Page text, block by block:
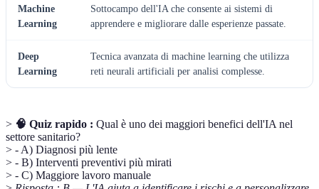
Machine
Learning
Sottocampo dell'IA che consente ai sistemi di
apprendere e migliorare dalle esperienze passate.
Deep
Learning
Tecnica avanzata di machine learning che utilizza
reti neurali artificiali per analisi complesse.
> 🧠 Quiz rapido : Qual è uno dei maggiori benefici dell'IA nel
settore sanitario?
> - A) Diagnosi più lente
> - B) Interventi preventivi più mirati
> - C) Maggiore lavoro manuale